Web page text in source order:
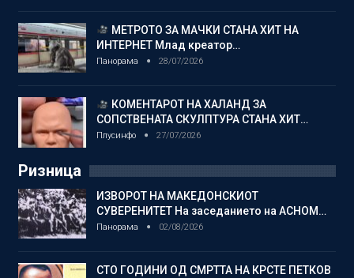
МЕТРОТО ЗА МАЧКИ СТАНА ХИТ НА
ИНТЕРНЕТ Млад креатор…
Панорама 28/07/2026
КОМЕНТАРОТ НА ХАЛАНД ЗА
СОПСТВЕНАТА СКУЛПТУРА СТАНА ХИТ…
Плусинфо 27/07/2026
Ризница
ИЗВОРОТ НА МАКЕДОНСКИОТ
СУВЕРЕНИТЕТ На заседанието на АСНОМ…
Панорама 02/08/2026
СТО ГОДИНИ ОД СМРТТА НА КРСТЕ ПЕТКОВ